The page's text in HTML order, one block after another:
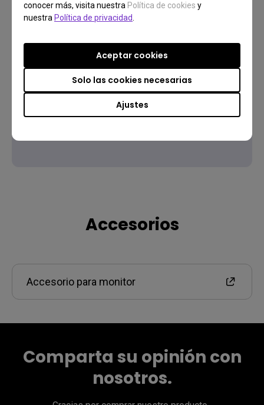
conocer más, visita nuestra Política de cookies y
nuestra Política de privacidad
Ajustes
Solo las cookies necesarias
Aceptar cookies
Contáctanos
¿Necesitas ponerte en
contacto?
Obtener ayuda
Accesorios
Accesorio para monitor
Comparta su opinión con
nosotros.